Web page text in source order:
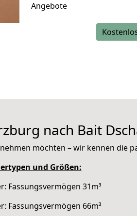
Angebote
nach Bait
möchten – wir kennen die
und Größen:
Fassungsvermögen 31m³
Fassungsvermögen 66m³